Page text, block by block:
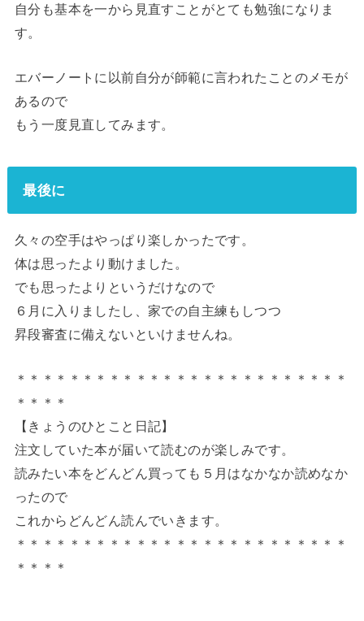
自分も基本を一から見直すことがとても勉強になりま
す。
エバーノートに以前自分が師範に言われたことのメモが
あるので
もう一度見直してみます。
最後に
久々の空手はやっぱり楽しかったです。
体は思ったより動けました。
でも思ったよりというだけなので
６月に入りましたし、家での自主練もしつつ
昇段審査に備えないといけませんね。
＊＊＊＊＊＊＊＊＊＊＊＊＊＊＊＊＊＊＊＊＊＊＊＊＊
＊＊＊＊
【きょうのひとこと日記】
注文していた本が届いて読むのが楽しみです。
読みたい本をどんどん買っても５月はなかなか読めなか
ったので
これからどんどん読んでいきます。
＊＊＊＊＊＊＊＊＊＊＊＊＊＊＊＊＊＊＊＊＊＊＊＊＊
＊＊＊＊